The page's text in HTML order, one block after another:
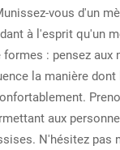
vous d'un
à l'esprit qu'un
: pensez aux
la manière
aux
N'hésitez pas